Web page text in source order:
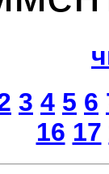
3 4 5 6
16 17